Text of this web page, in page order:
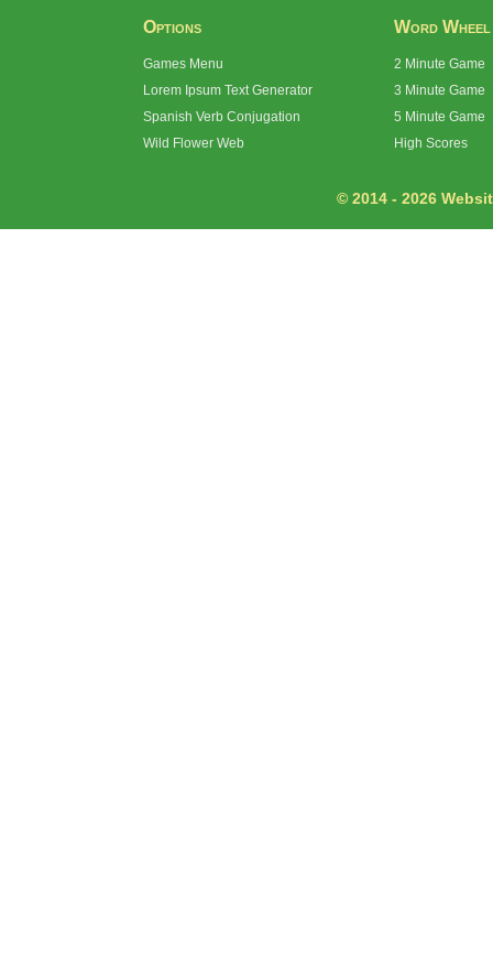
Options
Games Menu
Lorem Ipsum Text Generator
Spanish Verb Conjugation
Wild Flower Web
Word Wheel
2 Minute Game
3 Minute Game
5 Minute Game
High Scores
© 2014 - 2026